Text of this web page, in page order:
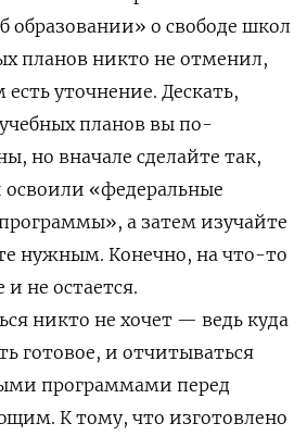
о свободе школ
планов никто не отменил,
уточнение. Дескать,
планов вы по-
но вначале сделайте так,
«федеральные
а затем изучайте
нужным. Конечно, на что-то
не остается.
никто не хочет — ведь куда
готовое, и отчитываться
программами перед
К тому, что изготовлено